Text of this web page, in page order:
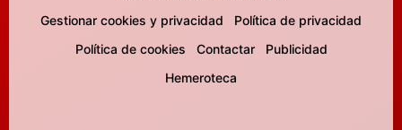
Gestionar cookies y privacidad
Política de privacidad
Política de cookies
Contactar
Publicidad
Hemeroteca